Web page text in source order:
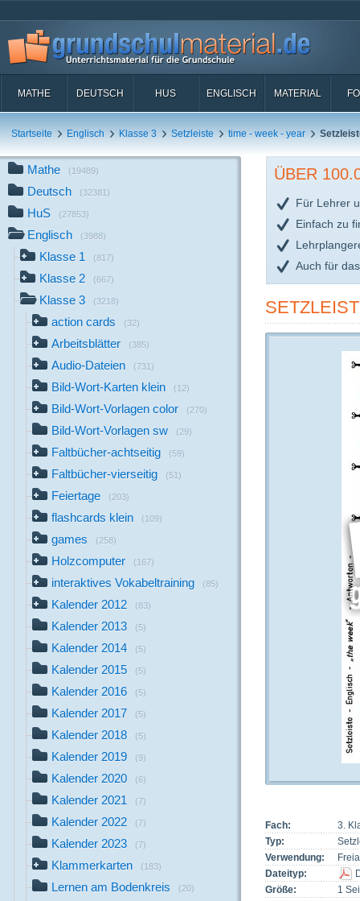
MATHE DEUTSCH HUS ENGLISCH MATERIAL
Startseite Englisch Klasse 3 Setzleiste time - week - year
Mathe (19489)
Deutsch (32381)
HuS (27853)
Englisch (3988)
Klasse 1 (817)
Klasse 2 (667)
Klasse 3 (3218)
action cards (32)
Arbeitsblätter (385)
Audio-Dateien (731)
Bild-Wort-Karten klein (12)
Bild-Wort-Vorlagen color (270)
Bild-Wort-Vorlagen sw (29)
Faltbücher-achtseitig (59)
Faltbücher-vierseitig (51)
Feiertage (203)
flashcards klein (109)
games (258)
Holzcomputer (167)
interaktives Vokabeltraining (85)
Kalender 2012 (83)
Kalender 2013 (5)
Kalender 2014 (5)
Kalender 2015 (5)
Kalender 2016 (5)
Kalender 2017 (5)
Kalender 2018 (5)
Kalender 2019 (9)
Kalender 2020 (6)
Kalender 2021 (7)
Kalender 2022 (7)
Kalender 2023 (7)
Klammerkarten (183)
Lernen am Bodenkreis (20)
ÜBER
Für Lehrer
Einfach zu
Auch für
Fach:
3.
Typ:
Verwendung:
Dateityp:
Größe:
1